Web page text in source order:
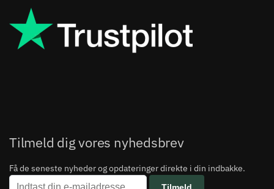
Tilmeld dig vores nyhedsbrev
Få de seneste nyheder og opdateringer direkte i din indbakke.